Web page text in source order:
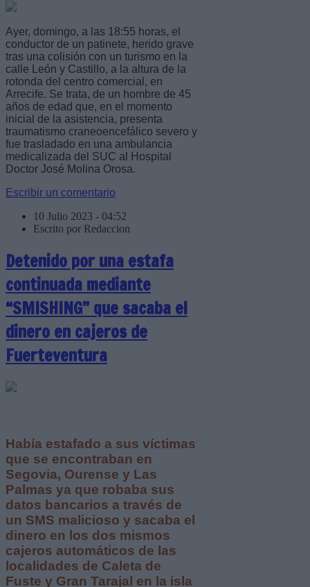
Ayer, domingo, a las 18:55 horas, el
conductor de un patinete, herido grave
tras una colisión con un turismo en la
calle León y Castillo, a la altura de la
rotonda del centro comercial, en
Arrecife. Se trata, de un hombre de 45
años de edad que, en el momento
inicial de la asistencia, presenta
traumatismo craneoencefálico severo y
fue trasladado en una ambulancia
medicalizada del SUC al Hospital
Doctor José Molina Orosa.
Escribir un comentario
10 Julio 2023 - 04:52
Escrito por Redaccion
Detenido por una estafa
continuada mediante
“SMISHING” que sacaba el
dinero en cajeros de
Fuerteventura
Había estafado a sus víctimas
que se encontraban en
Segovia, Ourense y Las
Palmas ya que robaba sus
datos bancarios a través de
un SMS malicioso y sacaba el
dinero en los dos mismos
cajeros automáticos de las
localidades de Caleta de
Fuste y Gran Tarajal en la isla